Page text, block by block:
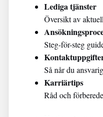
Lediga tjänster
Översikt av
Steg-för-steg
Så når du
Karriärtips
Råd och